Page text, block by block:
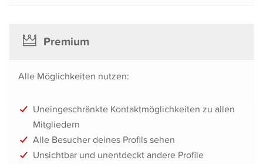
Premium
Alle Möglichkeiten nutzen:
Uneingeschränkte Kontaktmöglichkeiten zu allen
Mitgliedern
Alle Besucher deines Profils sehen
Unsichtbar und unentdeckt andere Profile